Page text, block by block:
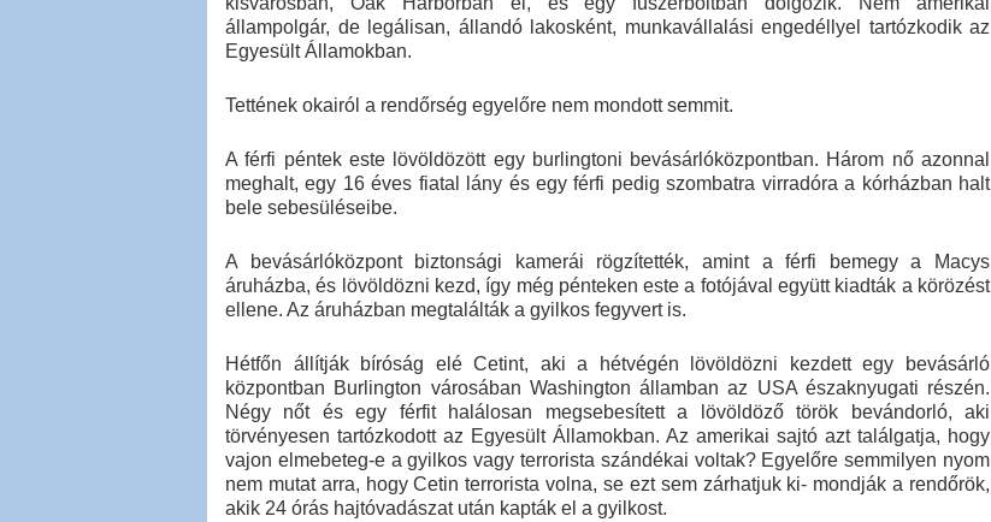
állampolgár, de legálisan, állandó lakosként, munkavállalási engedéllyel tartózkodik az
Egyesült Államokban.
Tettének okairól a rendőrség egyelőre nem mondott semmit.
A férfi péntek este lövöldözött egy burlingtoni bevásárlóközpontban. Három nő azonnal
meghalt, egy 16 éves fiatal lány és egy férfi pedig szombatra virradóra a kórházban halt
bele sebesüléseibe.
A bevásárlóközpont biztonsági kamerái rögzítették, amint a férfi bemegy a Macys
áruházba, és lövöldözni kezd, így még pénteken este a fotójával együtt kiadták a körözést
ellene. Az áruházban megtalálták a gyilkos fegyvert is.
Hétfőn állítják bíróság elé Cetint, aki a hétvégén lövöldözni kezdett egy bevásárló
központban Burlington városában Washington államban az USA északnyugati részén.
Négy nőt és egy férfit halálosan megsebesített a lövöldöző török bevándorló, aki
törvényesen tartózkodott az Egyesült Államokban. Az amerikai sajtó azt találgatja, hogy
vajon elmebeteg-e a gyilkos vagy terrorista szándékai voltak? Egyelőre semmilyen nyom
nem mutat arra, hogy Cetin terrorista volna, se ezt sem zárhatjuk ki- mondják a rendőrök,
akik 24 órás hajtóvadászat után kapták el a gyilkost.